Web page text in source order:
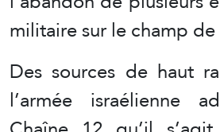
militaire sur le champ
Des sources de haut
l’armée israélienne